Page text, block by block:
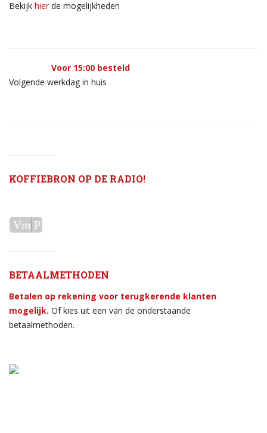
Bekijk hier de mogelijkheden
Voor 15:00 besteld
Volgende werkdag in huis
KOFFIEBRON OP DE RADIO!
Audiospeler
Vm P
BETAALMETHODEN
Betalen op rekening voor terugkerende klanten
mogelijk. Of kies uit een van de onderstaande
betaalmethoden.